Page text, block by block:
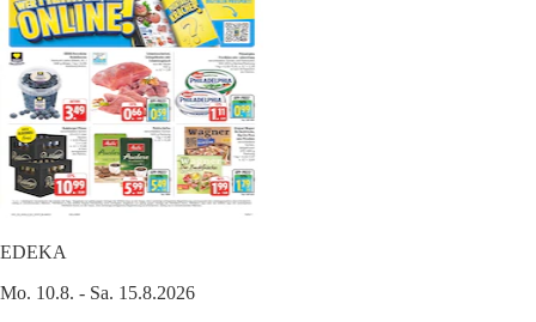
EDEKA
Mo. 10.8. - Sa. 15.8.2026